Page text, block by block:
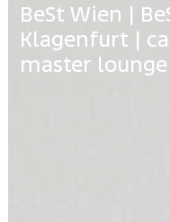
BeSt Wien |
Klagenfurt |
master